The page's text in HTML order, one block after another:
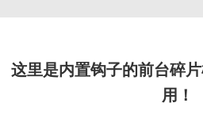
这里是内置钩子的前台碎
用！